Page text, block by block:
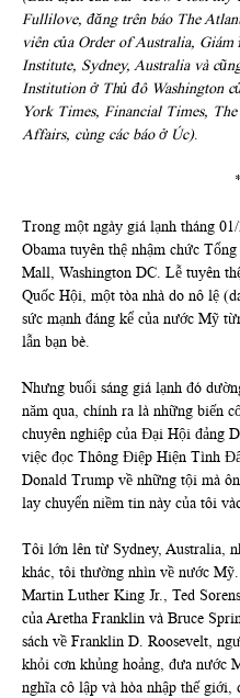
Fullilove, đăng trên báo The
viên của Order of Australia,
Institute, Sydney, Australia và
Institution ở Thủ đô Washington
York Times, Financial Times,
Affairs, cùng các báo ở Úc).
Trong một ngày giá lạnh tháng
Obama tuyên thệ nhậm chức
Mall, Washington DC. Lễ tuyên
Quốc Hội, một tòa nhà do nô lệ
sức mạnh đáng kể của nước Mỹ
lẫn bạn bè.
Nhưng buổi sáng giá lạnh đó
năm qua, chính ra là những biến
chuyên nghiệp của Đại Hội đảng
việc đọc Thông Điệp Hiện Tình
Donald Trump về những tội mà
lay chuyển niềm tin này của tôi
Tôi lớn lên từ Sydney, Australia,
khác, tôi thường nhìn về nước
Martin Luther King Jr., Ted
của Aretha Franklin và Bruce
sách về Franklin D. Roosevelt,
khỏi cơn khủng hoảng, đưa nước
nghĩa cô lập và hòa nhập thế